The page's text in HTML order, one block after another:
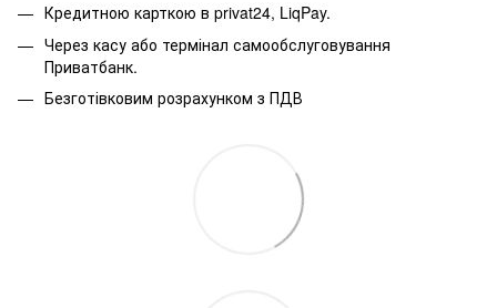
Кредитною карткою в privat24, LiqPay.
Через касу або термінал самообслуговування
Приватбанк.
Безготівковим розрахунком з ПДВ